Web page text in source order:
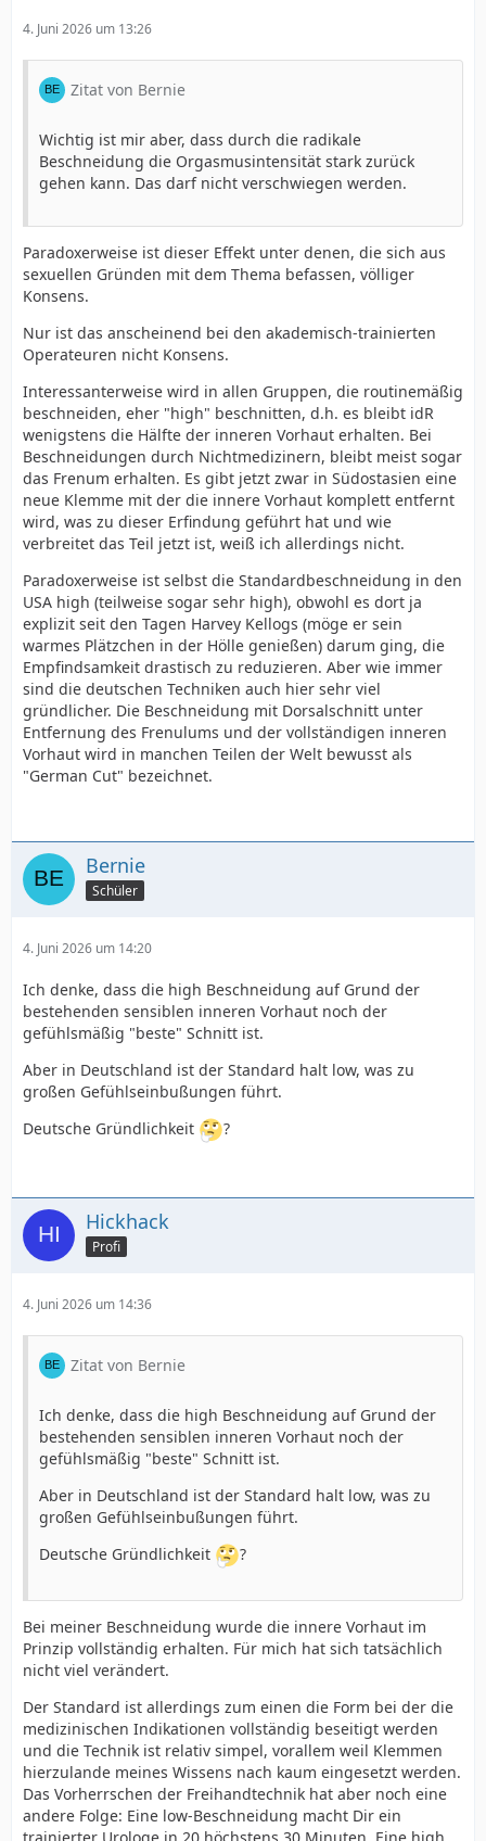
4. Juni 2026 um 13:26
Zitat von Bernie
Wichtig ist mir aber, dass durch die radikale
Beschneidung die Orgasmusintensität stark zurück
gehen kann. Das darf nicht verschwiegen werden.
Paradoxerweise ist dieser Effekt unter denen, die sich aus
sexuellen Gründen mit dem Thema befassen, völliger
Konsens.
Nur ist das anscheinend bei den akademisch-trainierten
Operateuren nicht Konsens.
Interessanterweise wird in allen Gruppen, die routinemäßig
beschneiden, eher "high" beschnitten, d.h. es bleibt idR
wenigstens die Hälfte der inneren Vorhaut erhalten. Bei
Beschneidungen durch Nichtmedizinern, bleibt meist sogar
das Frenum erhalten. Es gibt jetzt zwar in Südostasien eine
neue Klemme mit der die innere Vorhaut komplett entfernt
wird, was zu dieser Erfindung geführt hat und wie
verbreitet das Teil jetzt ist, weiß ich allerdings nicht.
Paradoxerweise ist selbst die Standardbeschneidung in den
USA high (teilweise sogar sehr high), obwohl es dort ja
explizit seit den Tagen Harvey Kellogs (möge er sein
warmes Plätzchen in der Hölle genießen) darum ging, die
Empfindsamkeit drastisch zu reduzieren. Aber wie immer
sind die deutschen Techniken auch hier sehr viel
gründlicher. Die Beschneidung mit Dorsalschnitt unter
Entfernung des Frenulums und der vollständigen inneren
Vorhaut wird in manchen Teilen der Welt bewusst als
"German Cut" bezeichnet.
Bernie
Schüler
4. Juni 2026 um 14:20
Ich denke, dass die high Beschneidung auf Grund der
bestehenden sensiblen inneren Vorhaut noch der
gefühlsmäßig "beste" Schnitt ist.
Aber in Deutschland ist der Standard halt low, was zu
großen Gefühlseinbußungen führt.
Deutsche Gründlichkeit
?
Hickhack
Profi
4. Juni 2026 um 14:36
Zitat von Bernie
Ich denke, dass die high Beschneidung auf Grund der
bestehenden sensiblen inneren Vorhaut noch der
gefühlsmäßig "beste" Schnitt ist.
Aber in Deutschland ist der Standard halt low, was zu
großen Gefühlseinbußungen führt.
Deutsche Gründlichkeit
?
Bei meiner Beschneidung wurde die innere Vorhaut im
Prinzip vollständig erhalten. Für mich hat sich tatsächlich
nicht viel verändert.
Der Standard ist allerdings zum einen die Form bei der die
medizinischen Indikationen vollständig beseitigt werden
und die Technik ist relativ simpel, vorallem weil Klemmen
hierzulande meines Wissens nach kaum eingesetzt werden.
Das Vorherrschen der Freihandtechnik hat aber noch eine
andere Folge: Eine low-Beschneidung macht Dir ein